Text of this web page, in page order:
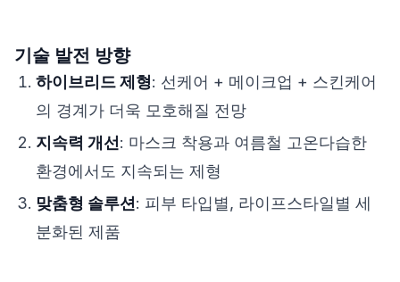
기술 발전 방향
하이브리드 제형: 선케어 + 메이크업 + 스킨케어
의 경계가 더욱 모호해질 전망
지속력 개선 : 마스크 착용과 여름철 고온다습한
환경에서도 지속되는 제형
맞춤형 솔루션 : 피부 타입별, 라이프스타일별 세
분화된 제품